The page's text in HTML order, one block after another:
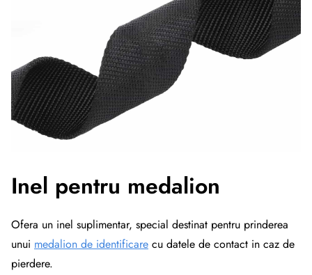
Inel pentru medalion
Ofera un inel suplimentar, special destinat pentru prinderea
unui medalion de identificare cu datele de contact in caz de
pierdere.